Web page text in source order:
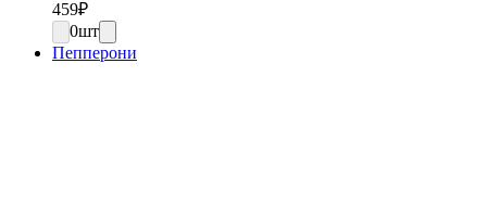
459₽
0шт
Пепперони